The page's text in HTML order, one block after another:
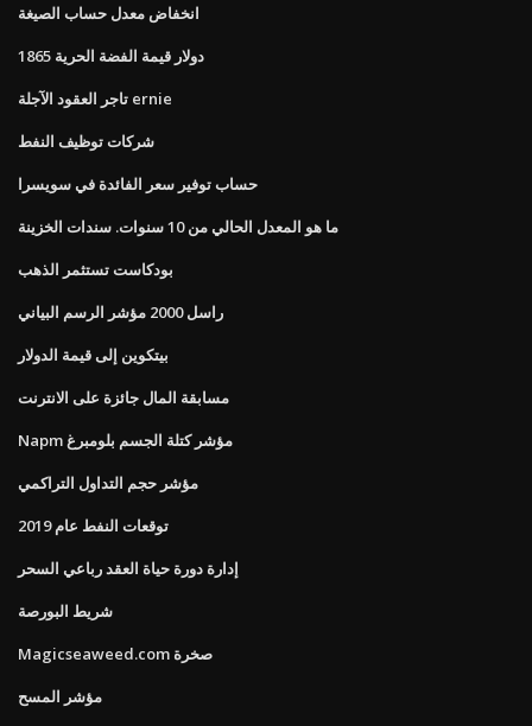
انخفاض معدل حساب الصيغة
1865 دولار قيمة الفضة الحرية
تاجر العقود الآجلة ernie
شركات توظيف النفط
حساب توفير سعر الفائدة في سويسرا
ما هو المعدل الحالي من 10 سنوات. سندات الخزينة
بودكاست تستثمر الذهب
راسل 2000 مؤشر الرسم البياني
بيتكوين إلى قيمة الدولار
مسابقة المال جائزة على الانترنت
Napm مؤشر كتلة الجسم بلومبرغ
مؤشر حجم التداول التراكمي
توقعات النفط عام 2019
إدارة دورة حياة العقد رباعي السحر
شريط البورصة
Magicseaweed.com صخرة
مؤشر المسح